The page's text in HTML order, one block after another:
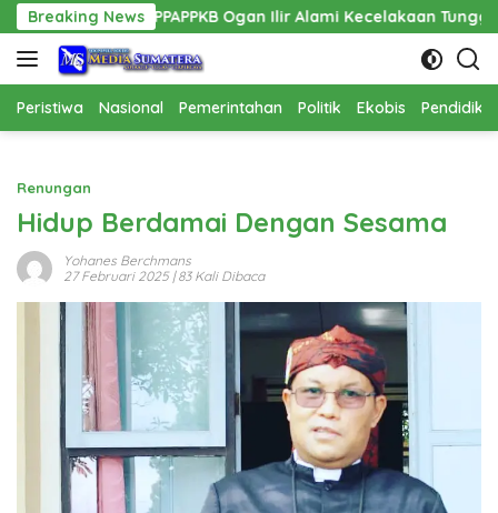
Langsung
ke
konten
Breaking NewsOgan Ilir Alami Kecelakaan Tunggal
Peristiwa Nasional Pemerintahan Politik Ekobis
Renungan
Hidup Berdamai Dengan Sesama
Yohanes Berchmans
27 Februari 2025 | 83 Kali Dibaca